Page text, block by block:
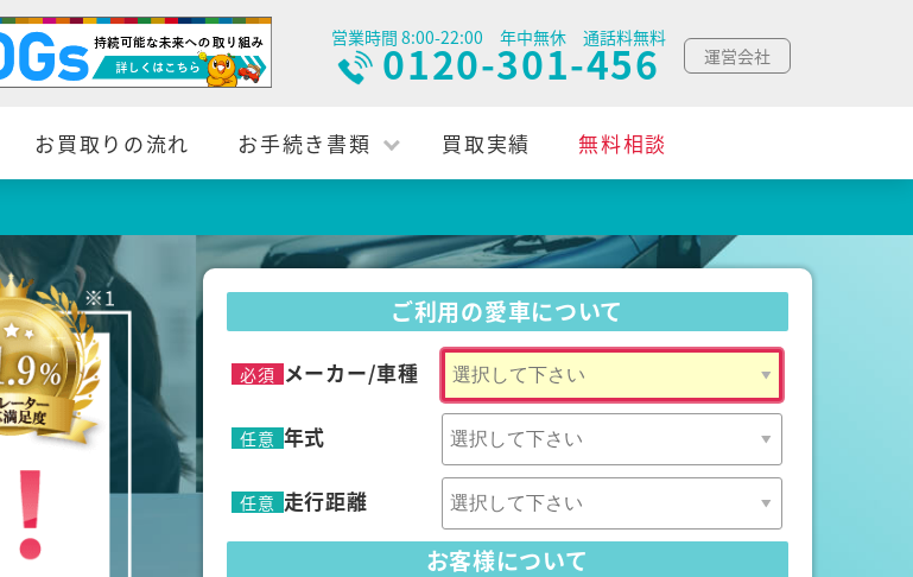
営業時間 8:00-22:00 年中無休 通話料無料
0120-301-456 運営会社
お買取りの流れ お手続き書類 買取実績 無料相談
ご利用の愛車について
必須 メーカー/車種
任意 年式
任意 走行距離
お客様について